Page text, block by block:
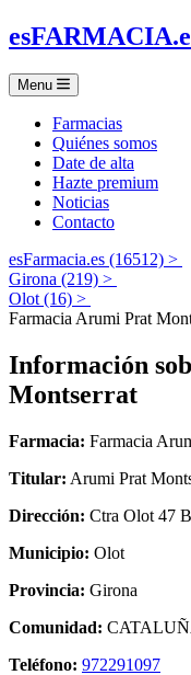
esFARMACIA
Menu
Farmacias
Quiénes somos
Date de alta
Hazte premium
Noticias
Contacto
esFarmacia.es (16512) >
Girona (219) >
Olot (16) >
Farmacia Arumi Prat
Información
Montserrat
Farmacia: Farmacia
Titular: Arumi Prat
Dirección: Ctra Olot 47
Municipio: Olot
Provincia: Girona
Comunidad:
Teléfono: 972291097